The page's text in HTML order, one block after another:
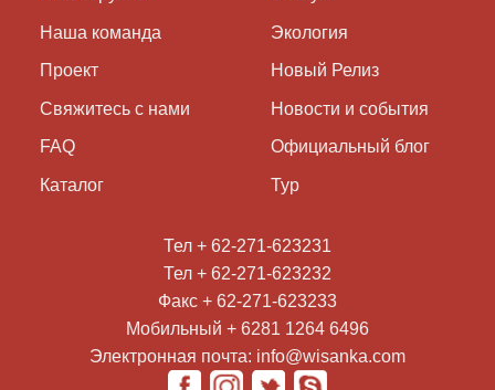
Наша команда
Проект
Свяжитесь с нами
FAQ
Каталог
Экология
Новый Релиз
Новости и события
Официальный блог
Тур
Тел + 62-271-623231
Тел + 62-271-623232
Факс + 62-271-623233
Мобильный + 6281 1264 6496
Электронная почта: info@wisanka.com